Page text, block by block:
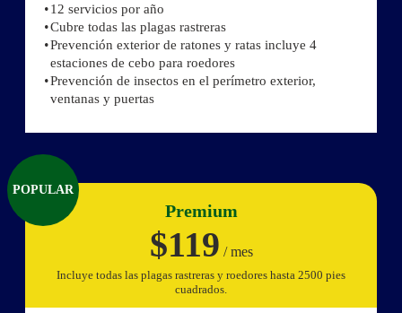
12 servicios por año
Cubre todas las plagas rastreras
Prevención exterior de ratones y ratas incluye 4
estaciones de cebo para roedores
Prevención de insectos en el perímetro exterior,
ventanas y puertas
POPULAR
Premium
$119 / mes
Incluye todas las plagas rastreras y roedores hasta 2500 pies
cuadrados.